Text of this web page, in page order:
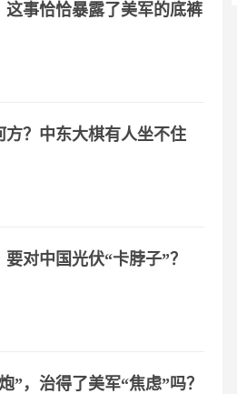
这事恰恰暴露了美军的底裤
方？中东大棋有人坐不住
对中国光伏“卡脖子”？
”，治得了美军“焦虑”吗？